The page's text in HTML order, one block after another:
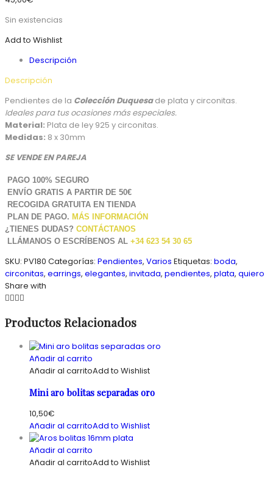
Sin existencias
Add to Wishlist
Descripción
Descripción
Pendientes de la Colección Duquesade plata y circonitas.
Ideales para tus ocasiones más especiales.
Material: Plata de ley 925 y circonitas.
Medidas: 8 x 30mm
SE VENDE EN PAREJA
PAGO 100% SEGURO
ENVÍO GRATIS A PARTIR DE 50€
RECOGIDA GRATUITA EN TIENDA
PLAN DE PAGO. MÁS INFORMACIÓN
¿TIENES DUDAS? CONTÁCTANOS
LLÁMANOS O ESCRÍBENOS AL +34 623 54 30 65
SKU: PV180 Categorías: Pendientes, Varios Etiquetas: boda,
circonitas, earrings, elegantes, invitada, pendientes, plata, quiero
Share with
Productos Relacionados
Añadir al carrito
Añadir al carritoAdd to Wishlist
Mini aro bolitas separadas oro
10,50€
Añadir al carritoAdd to Wishlist
Añadir al carrito
Añadir al carritoAdd to Wishlist